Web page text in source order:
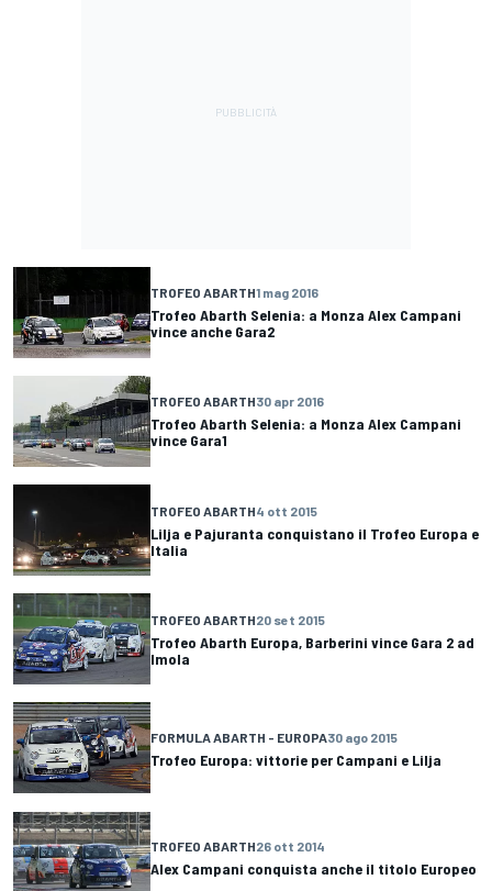
TROFEO ABARTH1 mag 2016
Trofeo Abarth Selenia: a Monza Alex Campani
vince anche Gara2
TROFEO ABARTH30 apr 2016
Trofeo Abarth Selenia: a Monza Alex Campani
vince Gara1
TROFEO ABARTH4 ott 2015
Lilja e Pajuranta conquistano il Trofeo Europa e
Italia
TROFEO ABARTH20 set 2015
Trofeo Abarth Europa, Barberini vince Gara 2 ad
Imola
FORMULA ABARTH - EUROPA30 ago 2015
Trofeo Europa: vittorie per Campani e Lilja
TROFEO ABARTH26 ott 2014
Alex Campani conquista anche il titolo Europeo